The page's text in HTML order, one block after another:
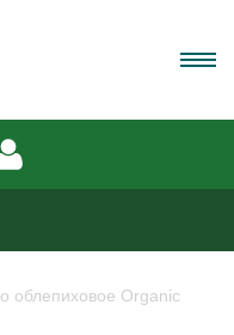
облепиховое Organic